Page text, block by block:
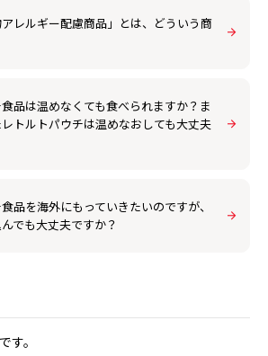
レルギー配慮商品」とは、どういう商
品は温めなくても食べられますか？ま
トルトパウチは温めなおしても大丈夫
品を海外にもっていきたいのですが、
でも大丈夫ですか？
す。